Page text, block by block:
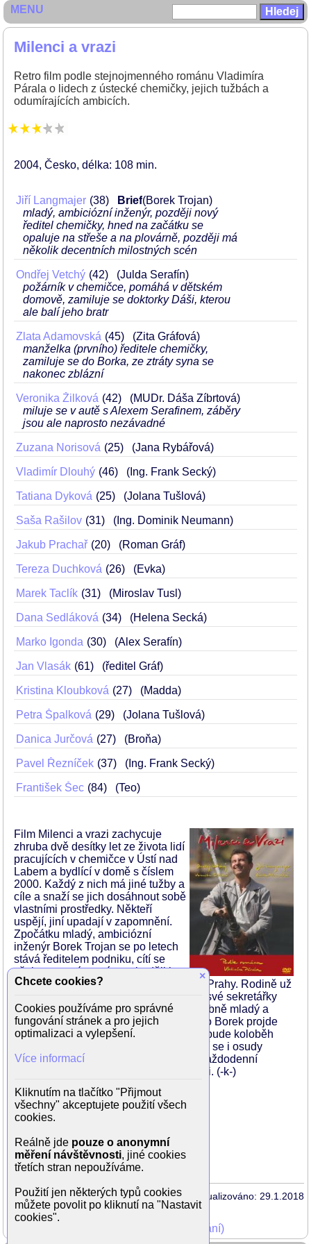
Milenci a vrazi
Retro film podle stejnojmenného románu Vladimíra
Párala o lidech z ústecké chemičky, jejich tužbách a
odumírajících ambicích.
2004 Česko délka: 108 min
Jiří Langmajer 38 Brief(Borek Trojan)
mladý, ambiciózní inženýr, později nový
ředitel chemičky, hned na začátku se
opaluje na střeše a na plovárně, později má
několik decentních milostných scén
Ondřej Vetchý 42
(Julda Serafín)
požárník v chemičce, pomáhá v dětském
domově, zamiluje se doktorky Dáši, kterou
ale balí jeho bratr
Zlata Adamovská 45
(Zita Gráfová)
manželka (prvního) ředitele chemičky,
zamiluje se do Borka, ze ztráty syna se
nakonec zblázní
Veronika Žilková 42
(MUDr. Dáša Zíbrtová)
miluje se v autě s Alexem Serafinem, záběry
jsou ale naprosto nezávadné
Zuzana Norisová 25 (Jana Rybářová)
Vladimír Dlouhý 46 (Ing. Frank Secký)
Tatiana Dyková 25 (Jolana Tušlová)
Saša Rašilov 31 (Ing. Dominik Neumann)
Jakub Prachař 20 (Roman Gráf)
Tereza Duchková 26 (Evka)
Marek Taclík 31 (Miroslav Tusl)
Dana Sedláková 34 (Helena Secká)
Marko Igonda 30 (Alex Serafín)
Jan Vlasák 61 (ředitel Gráf)
Kristina Kloubková 27 (Madda)
Petra Špalková 29 (Jolana Tušlová)
Danica Jurčová 27 (Broňa)
Pavel Řezníček 37 (Ing. Frank Secký)
František Šec 84 (Teo)
Film Milenci a vrazi zachycuje
zhruba dvě desítky let ze života lidí
pracujících v chemičce v Ústí nad
Labem a bydlící v domě s číslem
2000. Každý z nich má jiné tužby a
cíle a snaží se jich dosáhnout sobě
vlastními prostředky. Někteří
uspějí, jiní upadají v zapomnění.
Zpočátku mladý, ambiciózní
inženýr Borek Trojan se po letech
stává ředitelem podniku, cítí se
však unavený, starý a nejraději by
odešel na klidnější místečko někam do Prahy. Rodině už
se moc nevěnuje, potěšení hledá jen u své sekretářky
Broni. A na jeho místě se objevuje podobně mladý a
ambiciózní inženýr. Možná si stejně jako Borek projde
stejnou cestu a za deset, patnáct let se bude koloběh
opakovat. Podobně jako Borkův, vyvíjejí se i osudy
dalších postav, které se musí poprat s každodenní
všedností a hledat si své místo na slunci. (-k-)
Režie: Viktor Polesný
Produkce: Jiří Koštýř
Scénář: Petr Poledňák, Viktor Polesný
Kamera: Josef Špelda
Hudba: Karel Svoboda
Aktualizováno: 29.1.2018
Mohli jste vidět v TV (zobrazit starší vysílání)
MENU
×
Chcete cookies?
Cookies používáme pro správné
fungování stránek a pro jejich
optimalizaci a vylepšení.
Více informací
Kliknutím na tlačítko "Přijmout
všechny" akceptujete použití všech
cookies.
Reálně jde pouze o anonymní
měření návštěvnosti, jiné cookies
třetích stran nepoužíváme.
Použití jen některých typů cookies
můžete povolit po kliknutí na "Nastavit
cookies".